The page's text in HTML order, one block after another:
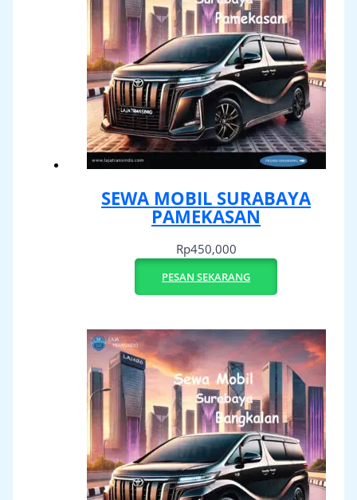
SEWA MOBIL SURABAYA
PAMEKASAN
Rp450,000
PESAN SEKARANG